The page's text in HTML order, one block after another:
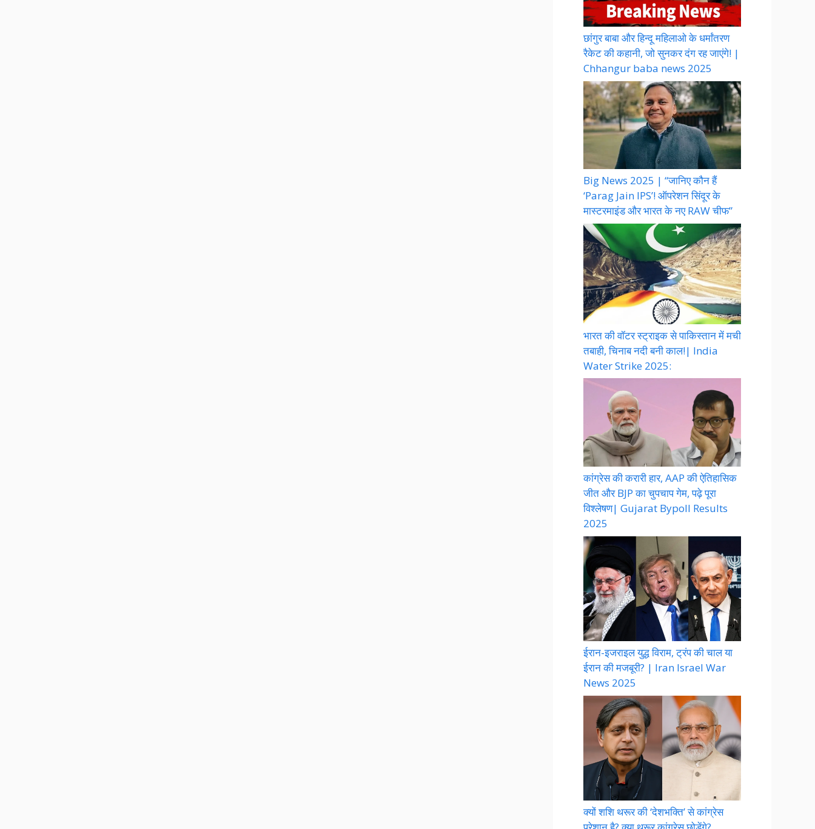
छांगुर बाबा और हिन्दू महिलाओ के धर्मांतरण
रैकेट की कहानी, जो सुनकर दंग रह जाएंगे! |
Chhangur baba news 2025
Big News 2025 | “जानिए कौन हैं
‘Parag Jain IPS’! ऑपरेशन सिंदूर के
मास्टरमाइंड और भारत के नए RAW चीफ”
भारत की वॉटर स्ट्राइक से पाकिस्तान में मची
तबाही, चिनाब नदी बनी काल!| India
Water Strike 2025:
कांग्रेस की करारी हार, AAP की ऐतिहासिक
जीत और BJP का चुपचाप गेम, पढ़े पूरा
विश्लेषण| Gujarat Bypoll Results
2025
ईरान-इजराइल युद्ध विराम, ट्रंप की चाल या
ईरान की मजबूरी? | Iran Israel War
News 2025
क्यों शशि थरूर की ‘देशभक्ति’ से कांग्रेस